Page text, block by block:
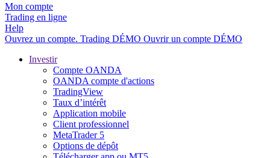
Mon compte
Trading en ligne
Help
Ouvrez un compte. Trading DÉMO Ouvrir un compte DÉMO
Investir
Compte OANDA
OANDA compte d'actions
TradingView
Taux d’intérêt
Application mobile
Client professionnel
MetaTrader 5
Options de dépôt